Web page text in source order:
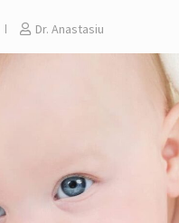
Dr. Anastasiu